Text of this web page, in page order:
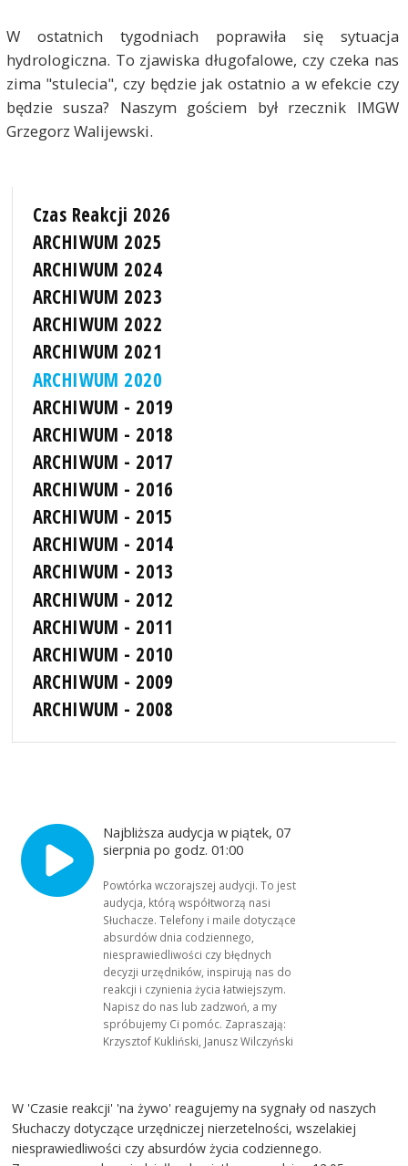
W ostatnich tygodniach poprawiła się sytuacja
hydrologiczna. To zjawiska długofalowe, czy czeka nas
zima "stulecia", czy będzie jak ostatnio a w efekcie czy
będzie susza? Naszym gościem był rzecznik IMGW
Grzegorz Walijewski.
Czas Reakcji 2026
ARCHIWUM 2025
ARCHIWUM 2024
ARCHIWUM 2023
ARCHIWUM 2022
ARCHIWUM 2021
ARCHIWUM 2020
ARCHIWUM - 2019
ARCHIWUM - 2018
ARCHIWUM - 2017
ARCHIWUM - 2016
ARCHIWUM - 2015
ARCHIWUM - 2014
ARCHIWUM - 2013
ARCHIWUM - 2012
ARCHIWUM - 2011
ARCHIWUM - 2010
ARCHIWUM - 2009
ARCHIWUM - 2008
Najbliższa audycja w piątek, 07
sierpnia po godz. 01:00
Powtórka wczorajszej audycji. To jest
audycja, którą współtworzą nasi
Słuchacze. Telefony i maile dotyczące
absurdów dnia codziennego,
niesprawiedliwości czy błędnych
decyzji urzędników, inspirują nas do
reakcji i czynienia życia łatwiejszym.
Napisz do nas lub zadzwoń, a my
spróbujemy Ci pomóc. Zapraszają:
Krzysztof Kukliński, Janusz Wilczyński
W 'Czasie reakcji' 'na żywo' reagujemy na sygnały od naszych
Słuchaczy dotyczące urzędniczej nierzetelności, wszelakiej
niesprawiedliwości czy absurdów życia codziennego.